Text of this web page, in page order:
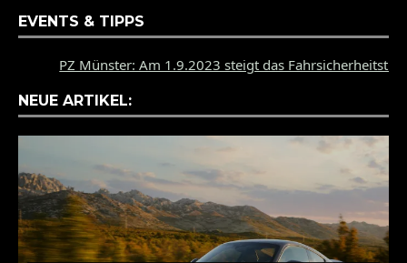
EVENTS & TIPPS
PZ Münster: Am 1.9.2023 steigt das
NEUE ARTIKEL: